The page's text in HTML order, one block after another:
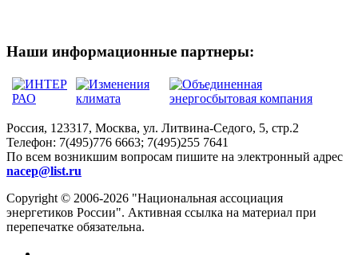
Наши информационные партнеры:
Россия, 123317, Москва, ул. Литвина-Седого, 5, стр.2
Телефон: 7(495)776 6663; 7(495)255 7641
По всем возникшим вопросам пишите на электронный адрес
nacep@list.ru
Copyright © 2006-2026 "Национальная ассоциация
энергетиков России". Активная ссылка на материал при
перепечатке обязательна.